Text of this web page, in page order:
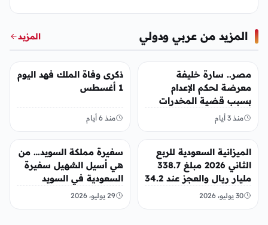
المزيد من عربي ودولي المزيد
مصر.. سارة خليفة
معرضة لحكم الإعدام
بسبب قضية المخدرات
الكبرى
منذ 3 أيام
عربي ودولي
ذكرى وفاة الملك فهد اليوم
1 أغسطس
منذ 6 أيام
عربي ودولي
الميزانية السعودية للربع
الثاني 2026 مبلغ 338.7
مليار ريال والعجز عند 34.2
مليار ريال
30 يوليو، 2026
عربي ودولي
سفيرة مملكة السويد… من
هي أسيل الشهيل سفيرة
السعودية في السويد
29 يوليو، 2026